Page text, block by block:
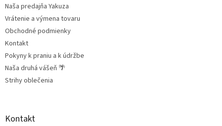
Naša predajňa Yakuza
Vrátenie a výmena tovaru
Obchodné podmienky
Kontakt
Pokyny k praniu a k údržbe
Naša druhá vášeň 🌴
Strihy oblečenia
Kontakt